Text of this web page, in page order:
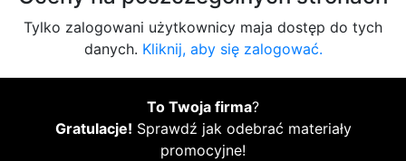
Tylko zalogowani użytkownicy maja dostęp do tych
danych. Kliknij, aby się zalogować.
To Twoja firma?
Gratulacje! Sprawdź jak odebrać materiały
promocyjne!